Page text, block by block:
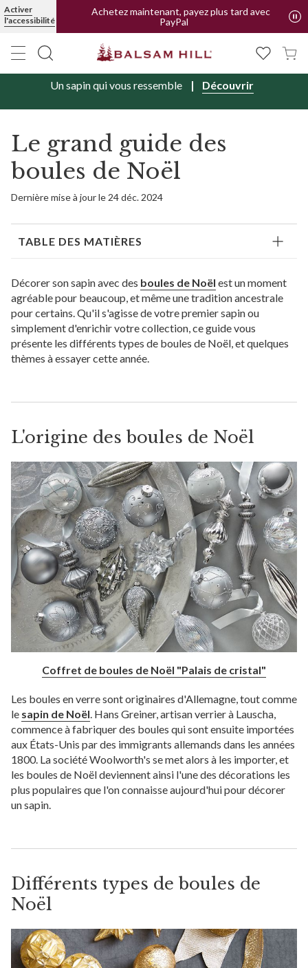
Activer
l'accessibilité
Achetez maintenant, payez plus tard avec
PayPal
Un sapin qui vous ressemble Découvrir
Le grand guide des
boules de Noël
Dernière mise à jour le 24 déc. 2024
TABLE DES MATIÈRES
Décorer son sapin avec des boules de Noël est un moment
agréable pour beaucoup, et même une tradition ancestrale
pour certains. Qu'il s'agisse de votre premier sapin ou
simplement d'enrichir votre collection, ce guide vous
présente les différents types de boules de Noël, et quelques
thèmes à essayer cette année.
L'origine des boules de Noël
Coffret de boules de Noël "Palais de cristal"
Les boules en verre sont originaires d'Allemagne, tout comme
le sapin de Noël. Hans Greiner, artisan verrier à Lauscha,
commence à fabriquer des boules qui sont ensuite importées
aux États-Unis par des immigrants allemands dans les années
1800. La société Woolworth's se met alors à les importer, et
les boules de Noël deviennent ainsi l'une des décorations les
plus populaires que l'on connaisse aujourd'hui pour décorer
un sapin.
Différents types de boules de
Noël